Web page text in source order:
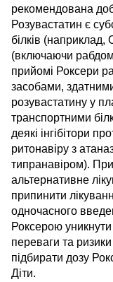
рекомендована
Розувастатин є
білків (наприклад,
(включаючи
прийомі Роксери
засобами,
розувастатину у
транспортними
деякі інгібітори
ритонавіру з
типранавіром).
альтернативне
припинити
одночасного
Роксерою
переваги та
підбирати дозу
Діти.